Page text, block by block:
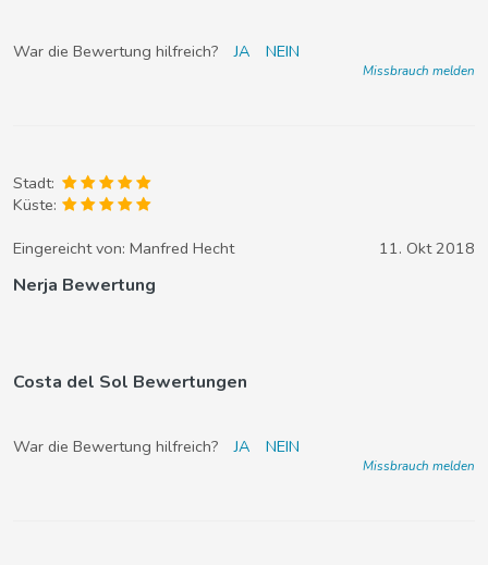
War die Bewertung hilfreich? JA NEIN
Missbrauch melden
Stadt:
Küste:
Eingereicht von: Manfred Hecht 11. Okt 2018
Nerja Bewertung
Costa del Sol Bewertungen
War die Bewertung hilfreich? JA NEIN
Missbrauch melden